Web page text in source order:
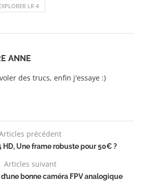
LR 4
ANNE
des trucs, enfin j'essaye :)
précédent
HD, Une frame robuste pour 50€ ?
Articles suivant
bonne caméra FPV analogique